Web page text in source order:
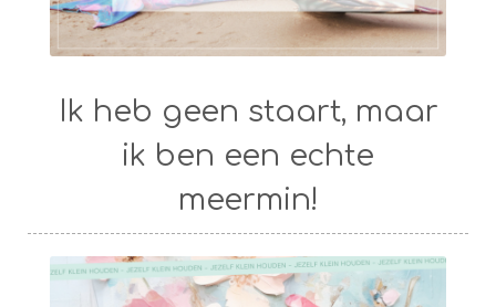
Ik heb geen staart, maar
ik ben een echte
meermin!